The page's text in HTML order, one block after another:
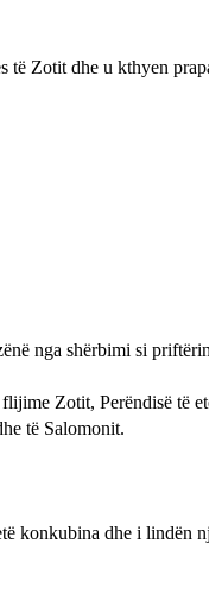
Zotit dhe u kthyen
nga shërbimi si
Zotit, Perëndisë të
të Salomonit.
konkubina dhe i lindën